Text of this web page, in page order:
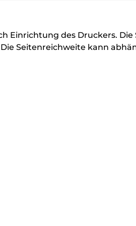
Einrichtung des Druckers.
Seitenreichweite kann